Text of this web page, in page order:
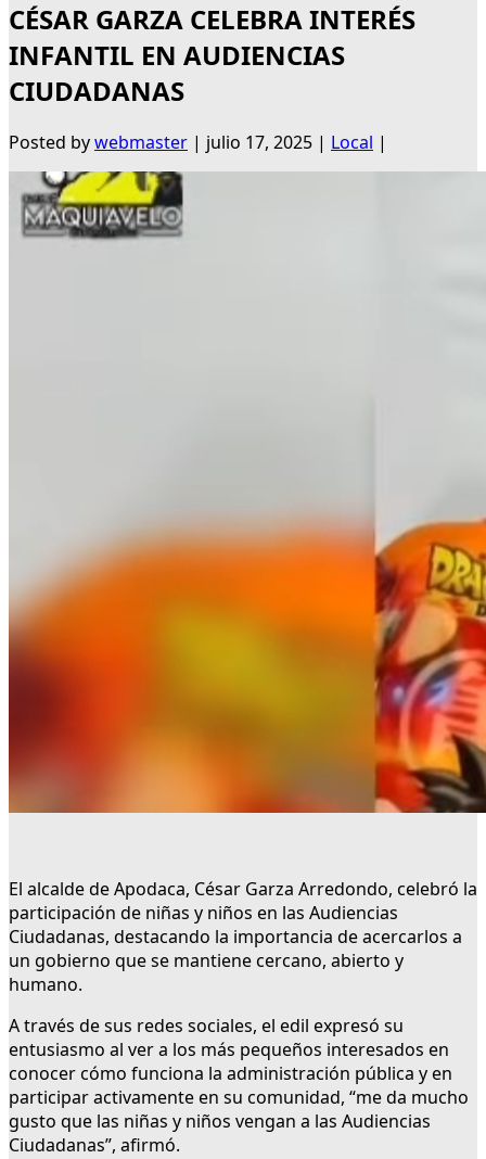
CÉSAR GARZA CELEBRA INTERÉS
INFANTIL EN AUDIENCIAS
CIUDADANAS
Posted bywebmaster | julio 17, 2025 | Local |
El alcalde de Apodaca, César Garza Arredondo, celebró la
participación de niñas y niños en las Audiencias
Ciudadanas, destacando la importancia de acercarlos a
un gobierno que se mantiene cercano, abierto y
humano.
A través de sus redes sociales, el edil expresó su
entusiasmo al ver a los más pequeños interesados en
conocer cómo funciona la administración pública y en
participar activamente en su comunidad, “me da mucho
gusto que las niñas y niños vengan a las Audiencias
Ciudadanas”, afirmó.